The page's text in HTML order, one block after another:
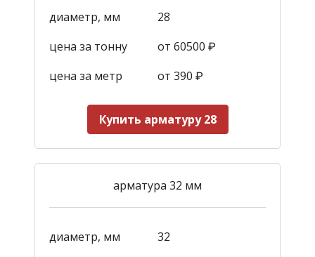
диаметр, мм
28
цена за тонну
от 60500 ₽
цена за метр
от 390 ₽
Купить арматуру 28
арматура 32 мм
диаметр, мм
32